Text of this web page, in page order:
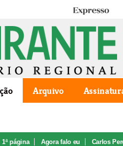
Expresso
Arquivo
1ª página Agora falo eu Carlos